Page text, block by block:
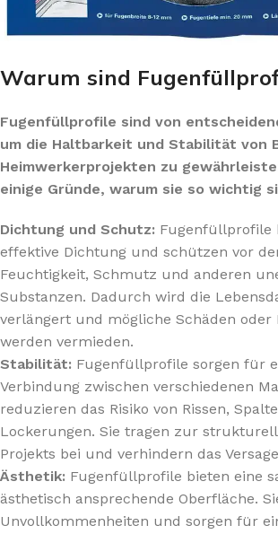
Warum sind
Fugenfüllprofile sind von
um die Haltbarkeit und Stabilität von
Heimwerkerprojekten zu
einige Gründe, warum sie so wichtig
Dichtung und Schutz: Fugenfüllprofile
effektive Dichtung und schützen vor
Feuchtigkeit, Schmutz und anderen
Substanzen. Dadurch wird die
verlängert und mögliche Schäden oder
werden vermieden.
Stabilität: Fugenfüllprofile sorgen für
Verbindung zwischen verschiedenen
reduzieren das Risiko von Rissen,
Lockerungen. Sie tragen zur
Projekts bei und verhindern das
Ästhetik: Fugenfüllprofile bieten eine
ästhetisch ansprechende Oberfläche.
Unvollkommenheiten und sorgen für